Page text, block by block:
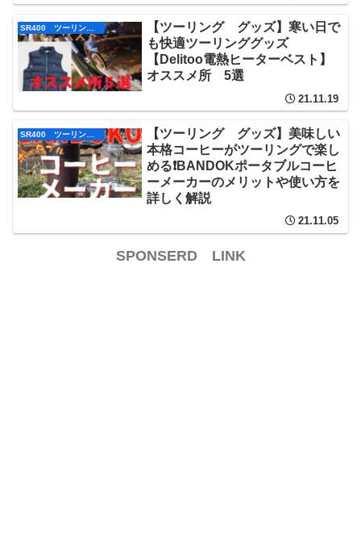
【ツーリング グッズ】寒い日で
も快適ツーリンググッズ
【Delitoo電熱ヒーターベスト】
オススメ所 5選
21.11.19
【ツーリング グッズ】美味しい
本格コーヒーがツーリングで楽し
める❗BANDOKポータブルコーヒ
ーメーカーのメリットや使い方を
詳しく解説
21.11.05
SPONSERD LINK